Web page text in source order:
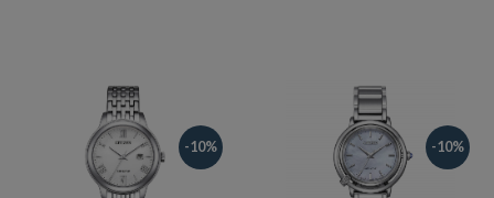
-10% -10%